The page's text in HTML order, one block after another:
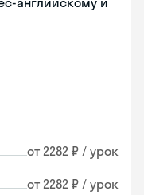
от 2282 ₽ / урок
от 2282 ₽ / урок